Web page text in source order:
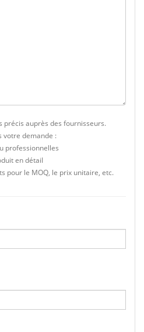
précis auprès des fournisseurs.
votre demande :
professionnelles
en détail
pour le MOQ, le prix unitaire, etc.